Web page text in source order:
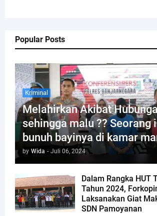
Popular Posts
Kriminal
Melahirkan Akibat
sehingga malu ?? Seorang
bunuh bayinya di kamar
by Wida - Juli 06, 2024
Dalam Rangka HUT
Tahun 2024,
Laksanakan Giat
SDN Pamoyanan